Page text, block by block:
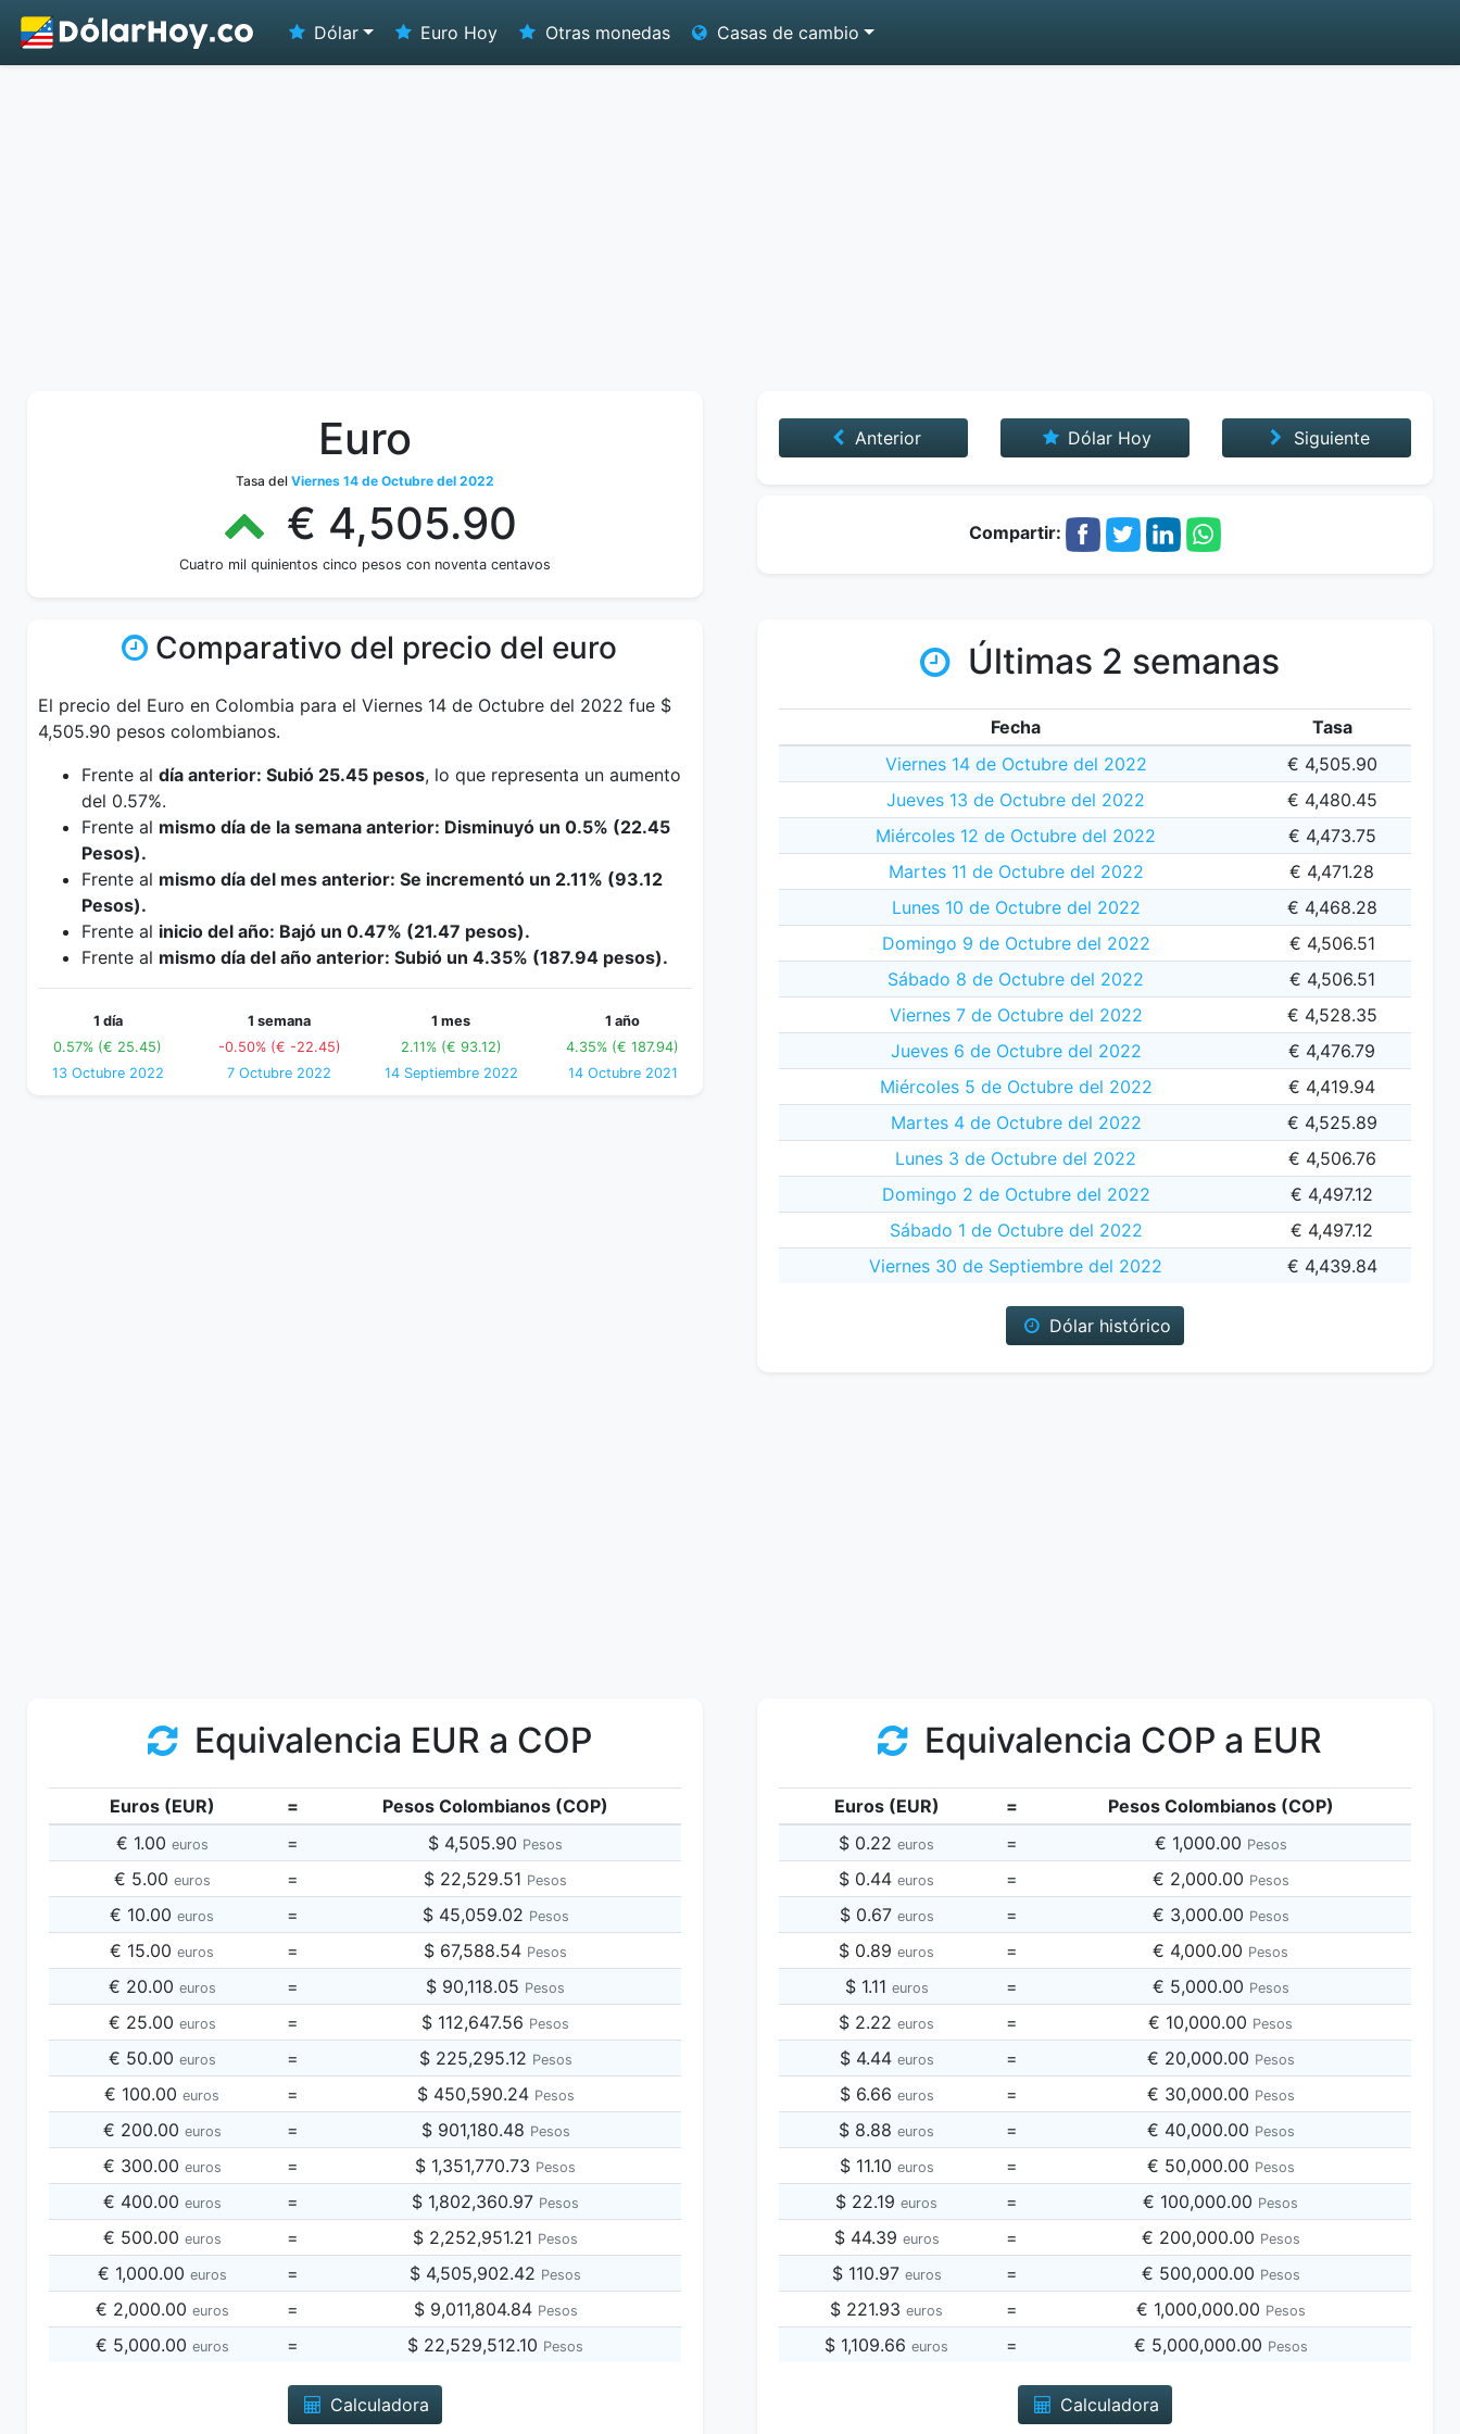
Dólar Euro Hoy Otras monedas Casas de cambio
Euro
Tasa del Viernes 14 de Octubre del 2022
€ 4,505.90
Cuatro mil quinientos cinco pesos con noventa centavos
Anterior Dólar Hoy Siguiente
Compartir:
Comparativo del precio del euro
El precio del Euro en Colombia para el Viernes 14 de Octubre del 2022 fue $
4,505.90 pesos colombianos.
Frente al día anterior: Subió 25.45 pesos, lo que representa un aumento
del 0.57%.
Frente al mismo día de la semana anterior: Disminuyó un 0.5% (22.45
Pesos).
Frente al mismo día del mes anterior: Se incrementó un 2.11% (93.12
Pesos).
Frente al inicio del año: Bajó un 0.47% (21.47 pesos).
Frente al mismo día del año anterior: Subió un 4.35% (187.94 pesos).
1 día
0.57% (€ 25.45)
13 Octubre 2022
1 semana
-0.50% (€ -22.45)
7 Octubre 2022
1 mes
2.11% (€ 93.12)
14 Septiembre 2022
1 año
4.35% (€ 187.94)
14 Octubre 2021
Últimas 2 semanas
Fecha
Tasa
Viernes 14 de Octubre del 2022
€ 4,505.90
Jueves 13 de Octubre del 2022
€ 4,480.45
Miércoles 12 de Octubre del 2022
€ 4,473.75
Martes 11 de Octubre del 2022
€ 4,471.28
Lunes 10 de Octubre del 2022
€ 4,468.28
Domingo 9 de Octubre del 2022
€ 4,506.51
Sábado 8 de Octubre del 2022
€ 4,506.51
Viernes 7 de Octubre del 2022
€ 4,528.35
Jueves 6 de Octubre del 2022
€ 4,476.79
Miércoles 5 de Octubre del 2022
€ 4,419.94
Martes 4 de Octubre del 2022
€ 4,525.89
Lunes 3 de Octubre del 2022
€ 4,506.76
Domingo 2 de Octubre del 2022
€ 4,497.12
Sábado 1 de Octubre del 2022
€ 4,497.12
Viernes 30 de Septiembre del 2022
€ 4,439.84
Dólar histórico
Equivalencia EUR a COP
Euros (EUR) =
Pesos Colombianos (COP)
€ 1.00 euros = $ 4,505.90 Pesos
€ 5.00 euros = $ 22,529.51 Pesos
€ 10.00 euros = $ 45,059.02 Pesos
€ 15.00 euros = $ 67,588.54 Pesos
€ 20.00 euros = $ 90,118.05 Pesos
€ 25.00 euros = $ 112,647.56 Pesos
€ 50.00 euros = $ 225,295.12 Pesos
€ 100.00 euros = $ 450,590.24 Pesos
€ 200.00 euros = $ 901,180.48 Pesos
€ 300.00 euros = $ 1,351,770.73 Pesos
€ 400.00 euros = $ 1,802,360.97 Pesos
€ 500.00 euros = $ 2,252,951.21 Pesos
€ 1,000.00 euros = $ 4,505,902.42 Pesos
€ 2,000.00 euros = $ 9,011,804.84 Pesos
€ 5,000.00 euros = $ 22,529,512.10 Pesos
Calculadora
Equivalencia COP a EUR
Euros (EUR) =
Pesos Colombianos (COP)
$ 0.22 euros = € 1,000.00 Pesos
$ 0.44 euros = € 2,000.00 Pesos
$ 0.67 euros = € 3,000.00 Pesos
$ 0.89 euros = € 4,000.00 Pesos
$ 1.11 euros = € 5,000.00 Pesos
$ 2.22 euros = € 10,000.00 Pesos
$ 4.44 euros = € 20,000.00 Pesos
$ 6.66 euros = € 30,000.00 Pesos
$ 8.88 euros = € 40,000.00 Pesos
$ 11.10 euros = € 50,000.00 Pesos
$ 22.19 euros = € 100,000.00 Pesos
$ 44.39 euros = € 200,000.00 Pesos
$ 110.97 euros = € 500,000.00 Pesos
$ 221.93 euros = € 1,000,000.00 Pesos
$ 1,109.66 euros = € 5,000,000.00 Pesos
Calculadora